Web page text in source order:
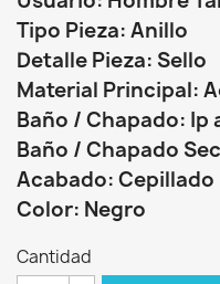
Tipo Pieza: Anillo
Detalle Pieza: Sello
Material Principal:
Baño / Chapado: Ip
Baño / Chapado
Acabado:
Color: Negro
Cantidad